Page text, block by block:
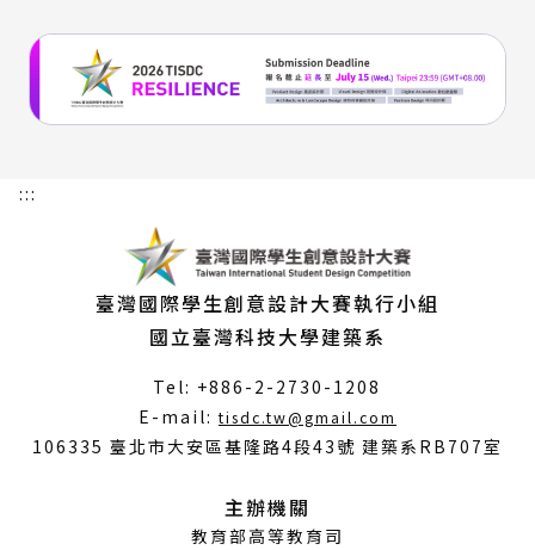
:::
臺灣國際學生創意設計大賽執行小組
國立臺灣科技大學建築系
Tel: +886-2-2730-1208
E-mail:tisdc.tw@gmail.com
開
106335 臺北市大安區基隆路4段43號 建築系RB707室
主辦機關
教育部高等教育司